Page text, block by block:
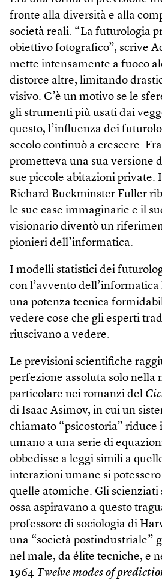
fronte alla diversità e alla
società reali. “La futurologia
obiettivo fotografico”, scrive
mette intensamente a fuoco
distorce altre, limitando
visivo. C’è un motivo se le
gli strumenti più usati dai
questo, l’influenza dei
secolo continuò a crescere.
prometteva una sua versione
sue piccole abitazioni private.
Richard Buckminster Fuller
le sue case immaginarie e il
visionario diventò un
pionieri dell’informatica.
I modelli statistici dei
con l’avvento
una potenza tecnica
vedere cose che gli esperti
riuscivano a vedere.
Le previsioni scientifiche
perfezione assoluta solo nella
particolare nei romanzi del
di Isaac Asimov, in cui un
chiamato “psicostoria”
umano a una serie di
obbedisse a leggi simili a
interazioni umane si
quelle atomiche. Gli scienziati
ossa aspiravano a questo
professore di sociologia di
una “società post­industriale”
nel male, da élite tecniche, e
1964 Twelve modes of